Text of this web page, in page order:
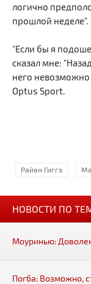
логично
прошлой неделе".
"Если бы я
сказал мне:
него невозможно
Optus Sport.
Райан Гиггз
НОВОСТИ ПО
Моуринью:
Погба: Возможно,